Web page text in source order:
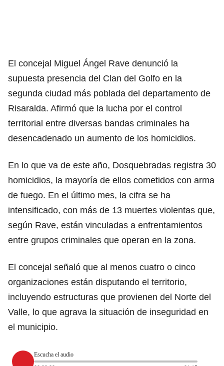
El concejal Miguel Ángel Rave denunció la
supuesta presencia del Clan del Golfo en la
segunda ciudad más poblada del departamento de
Risaralda. Afirmó que la lucha por el control
territorial entre diversas bandas criminales ha
desencadenado un aumento de los homicidios.
En lo que va de este año, Dosquebradas registra 30
homicidios, la mayoría de ellos cometidos con arma
de fuego. En el último mes, la cifra se ha
intensificado, con más de 13 muertes violentas que,
según Rave, están vinculadas a enfrentamientos
entre grupos criminales que operan en la zona.
El concejal señaló que al menos cuatro o cinco
organizaciones están disputando el territorio,
incluyendo estructuras que provienen del Norte del
Valle, lo que agrava la situación de inseguridad en
el municipio.
Escucha el audio